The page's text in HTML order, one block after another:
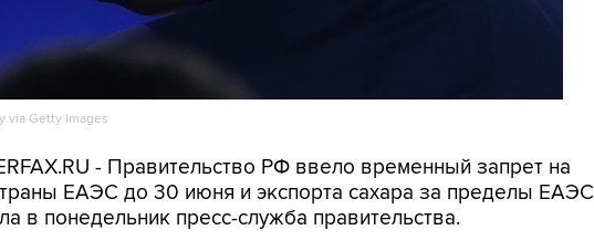
via Getty Images
- Правительство РФ ввело временный запрет на
ЕАЭС до 30 июня и экспорта сахара за пределы ЕАЭС
в понедельник пресс-служба правительства.